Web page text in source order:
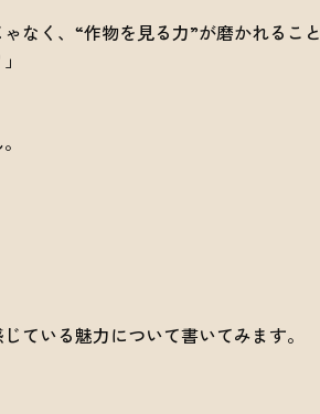
なく、“作物を見る力”が磨かれること
ている魅力について書いてみます。